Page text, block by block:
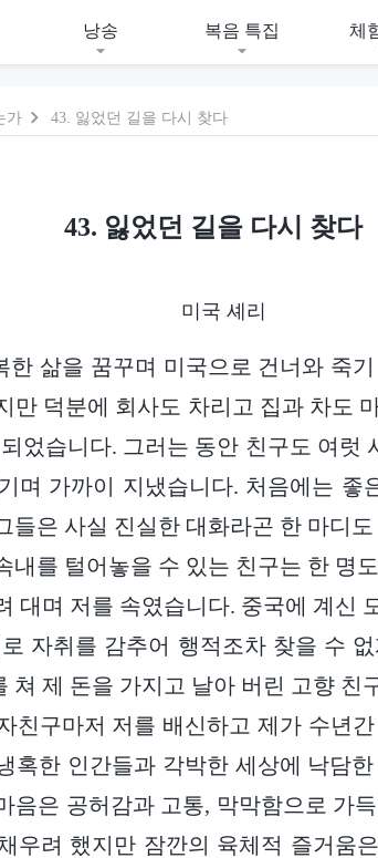
낭송 복음 특집 체
가 43. 잃었던 길을 다시 찾다
43. 잃었던 길을 다시 찾다
미국 셰리
한 삶을 꿈꾸며 미국으로 건너와 죽
만 덕분에 회사도 차리고 집과 차도
었습니다. 그러는 동안 친구도 여럿
며 가까이 지냈습니다. 처음에는 좋
들은 사실 진실한 대화라곤 한 마디
내를 털어놓을 수 있는 친구는 한 명
대며 저를 속였습니다. 중국에 계신
자취를 감추어 행적조차 찾을 수
쳐 제 돈을 가지고 날아 버린 고향 친
친구마저 저를 배신하고 제가 수년
혹한 인간들과 각박한 세상에 낙담
음은 공허감과 고통, 막막함으로 가
우려 했지만 잠깐의 육체적 즐거움